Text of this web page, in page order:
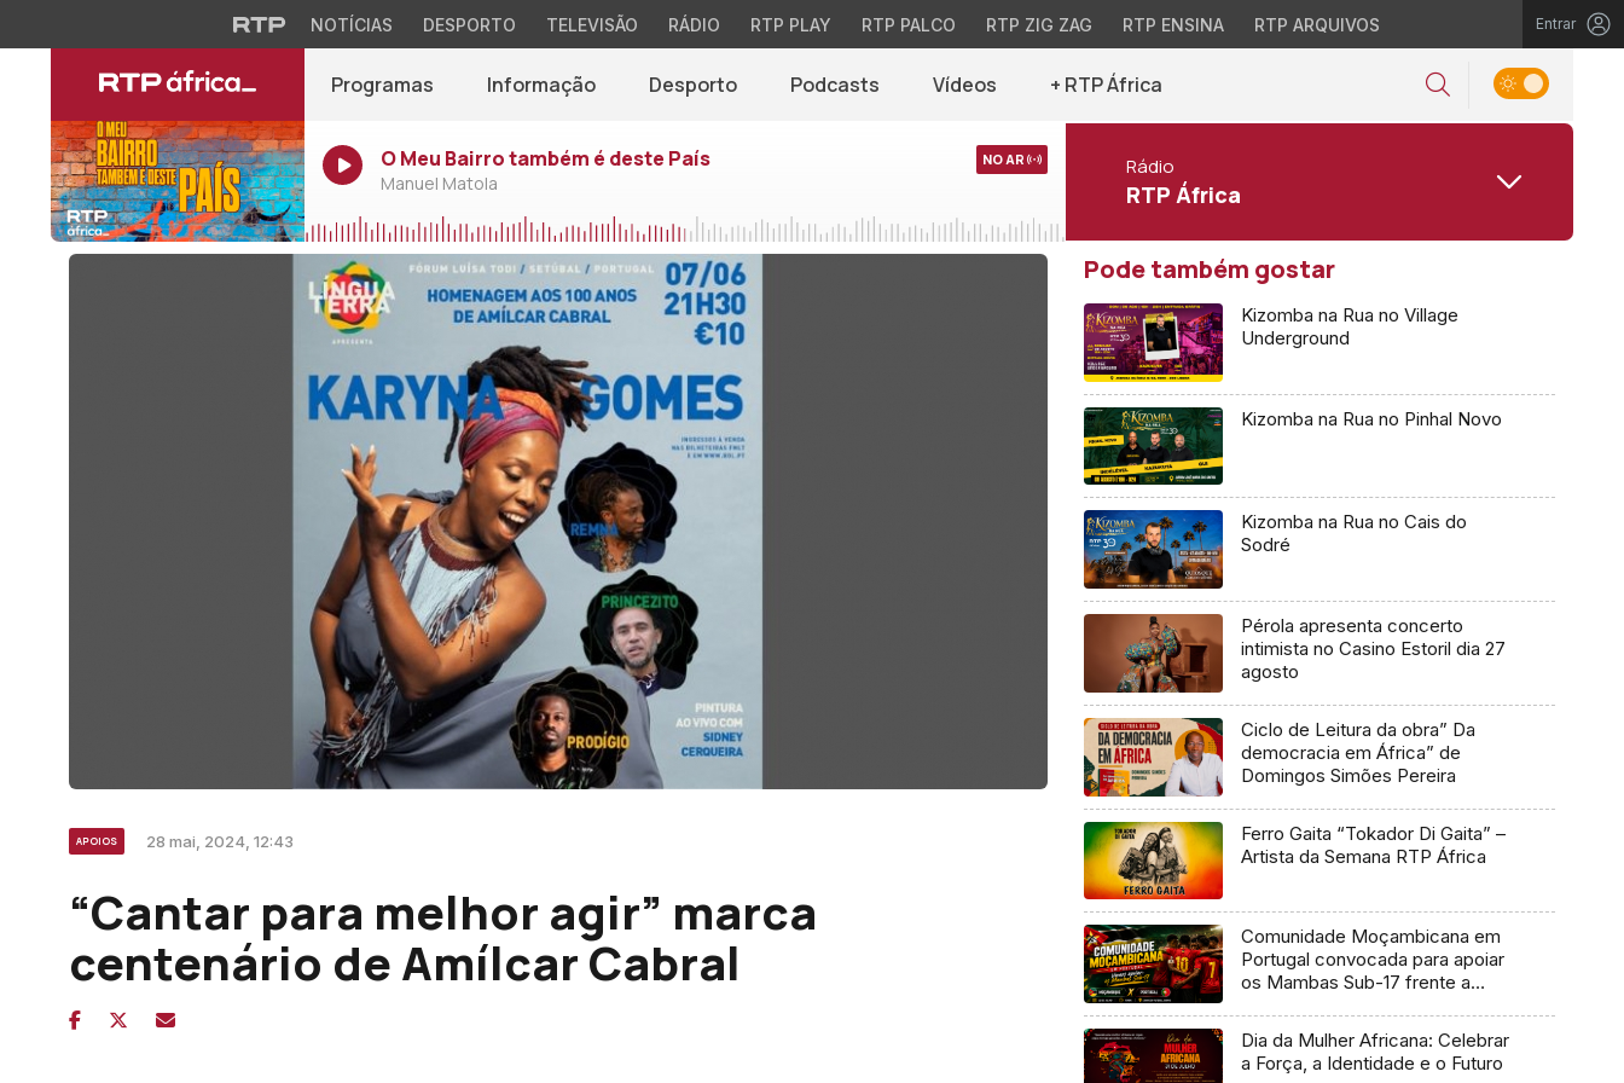
NOTÍCIAS DESPORTO TELEVISÃO RÁDIO RTP PLAY RTP PALCO RTP ZIG ZAG RTP ENSINA RTP ARQUIVOS Entrar
Programas Informação Desporto Podcasts Vídeos + RTP África
O Meu Bairro também é deste País
Manuel Matola
NO AR Rádio
RTP África
APOIOS 28 mai, 2024, 12:43
“Cantar para melhor agir” marca
centenário de Amílcar Cabral
Pode também gostar
Kizomba na Rua no Village
Underground
Kizomba na Rua no Pinhal Novo
Kizomba na Rua no Cais do
Sodré
Pérola apresenta concerto
intimista no Casino Estoril dia 27
agosto
Ciclo de Leitura da obra” Da
democracia em África” de
Domingos Simões Pereira
Ferro Gaita “Tokador Di Gaita” –
Artista da Semana RTP África
Comunidade Moçambicana em
Portugal convocada para apoiar
os Mambas Sub-17 frente a
Dia da Mulher Africana: Celebrar
a Força, a Identidade e o Futuro